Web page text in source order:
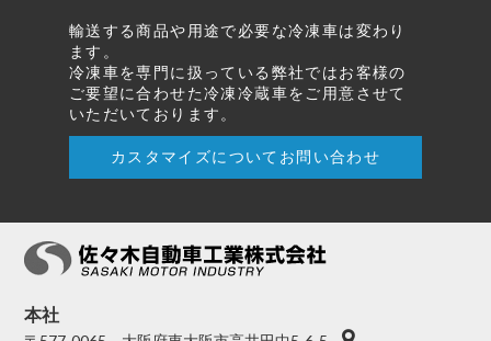
輸送する商品や用途で必要な冷凍車は変わり
ます。
冷凍車を専門に扱っている弊社ではお客様の
ご要望に合わせた冷凍冷蔵車をご用意させて
いただいております。
カスタマイズについてお問い合わせ
本社